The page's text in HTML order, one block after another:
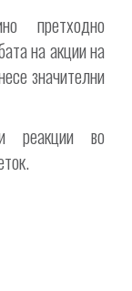
претходно
на акции на
значителни
реакции во